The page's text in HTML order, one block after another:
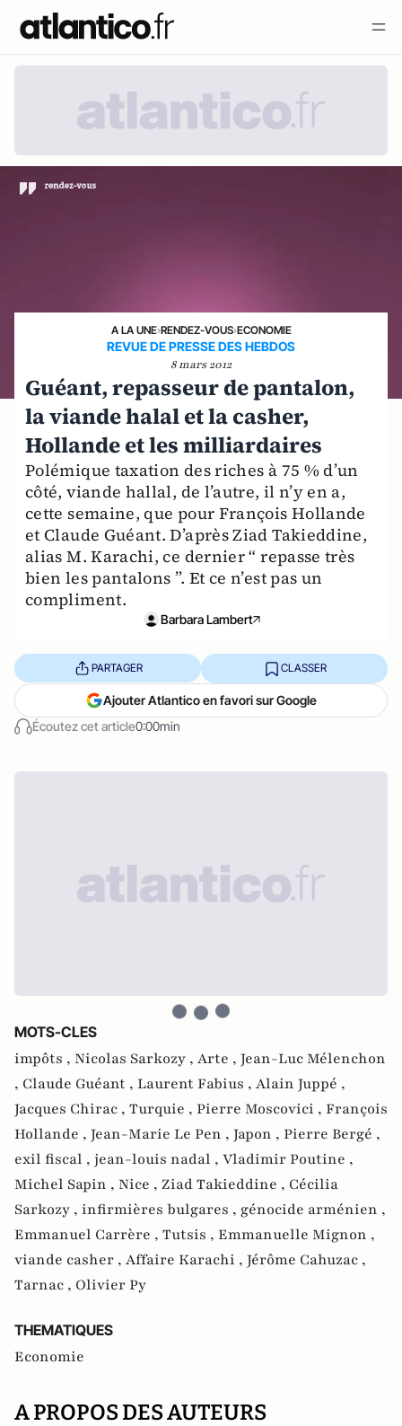
A LA UNE›RENDEZ-VOUS›ECONOMIE
REVUE DE PRESSE DES HEBDOS
8 mars 2012
Guéant, repasseur de pantalon,
la viande halal et la casher,
Hollande et les milliardaires
Polémique taxation des riches à 75 % d’un
côté, viande hallal, de l’autre, il n’y en a,
cette semaine, que pour François Hollande
et Claude Guéant. D’après Ziad Takieddine,
alias M. Karachi, ce dernier “ repasse très
bien les pantalons ”. Et ce n’est pas un
compliment.
Barbara Lambert
Écoutez cet article0:00min
PARTAGER CLASSER
Ajouter Atlantico en favori sur Google
MOTS-CLES
impôts , Nicolas Sarkozy , Arte , Jean-Luc Mélenchon
, Claude Guéant , Laurent Fabius , Alain Juppé ,
Jacques Chirac , Turquie , Pierre Moscovici , François
Hollande , Jean-Marie Le Pen , Japon , Pierre Bergé ,
exil fiscal , jean-louis nadal , Vladimir Poutine ,
Michel Sapin , Nice , Ziad Takieddine , Cécilia
Sarkozy , infirmières bulgares , génocide arménien ,
Emmanuel Carrère , Tutsis , Emmanuelle Mignon ,
viande casher , Affaire Karachi , Jérôme Cahuzac ,
Tarnac , Olivier Py
THEMATIQUES
Economie
A PROPOS DES AUTEURS